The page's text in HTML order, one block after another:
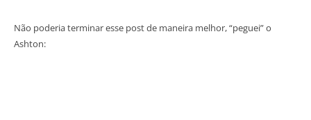
Não poderia terminar esse post de maneira melhor, “peguei” o
Ashton: